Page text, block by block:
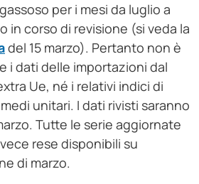
per i mesi da luglio a
in corso di revisione (si veda la
del 15 marzo). Pertanto non è
i dati delle importazioni dal
Ue, né i relativi indici di
unitari. I dati rivisti saranno
Tutte le serie aggiornate
rese disponibili su
di marzo.